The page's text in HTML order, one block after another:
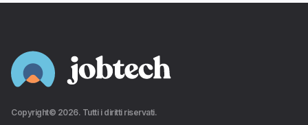
Copyright© 2026. Tutti i diritti riservati.